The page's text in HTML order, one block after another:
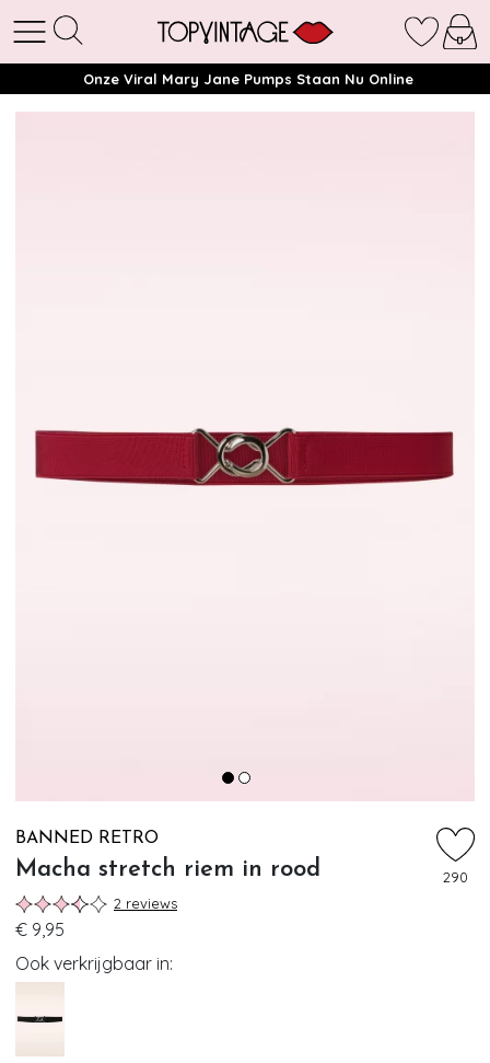
Onze Viral Mary Jane Pumps Staan Nu Online
BANNED RETRO
Macha stretch riem in rood
290
2 reviews
€ 9,95
Ook verkrijgbaar in: